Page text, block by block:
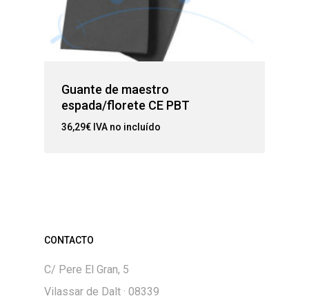
Guante de maestro
espada/florete CE PBT
36,29€ IVA no incluído
CONTACTO
C/ Pere El Gran, 5
Vilassar de Dalt · 08339